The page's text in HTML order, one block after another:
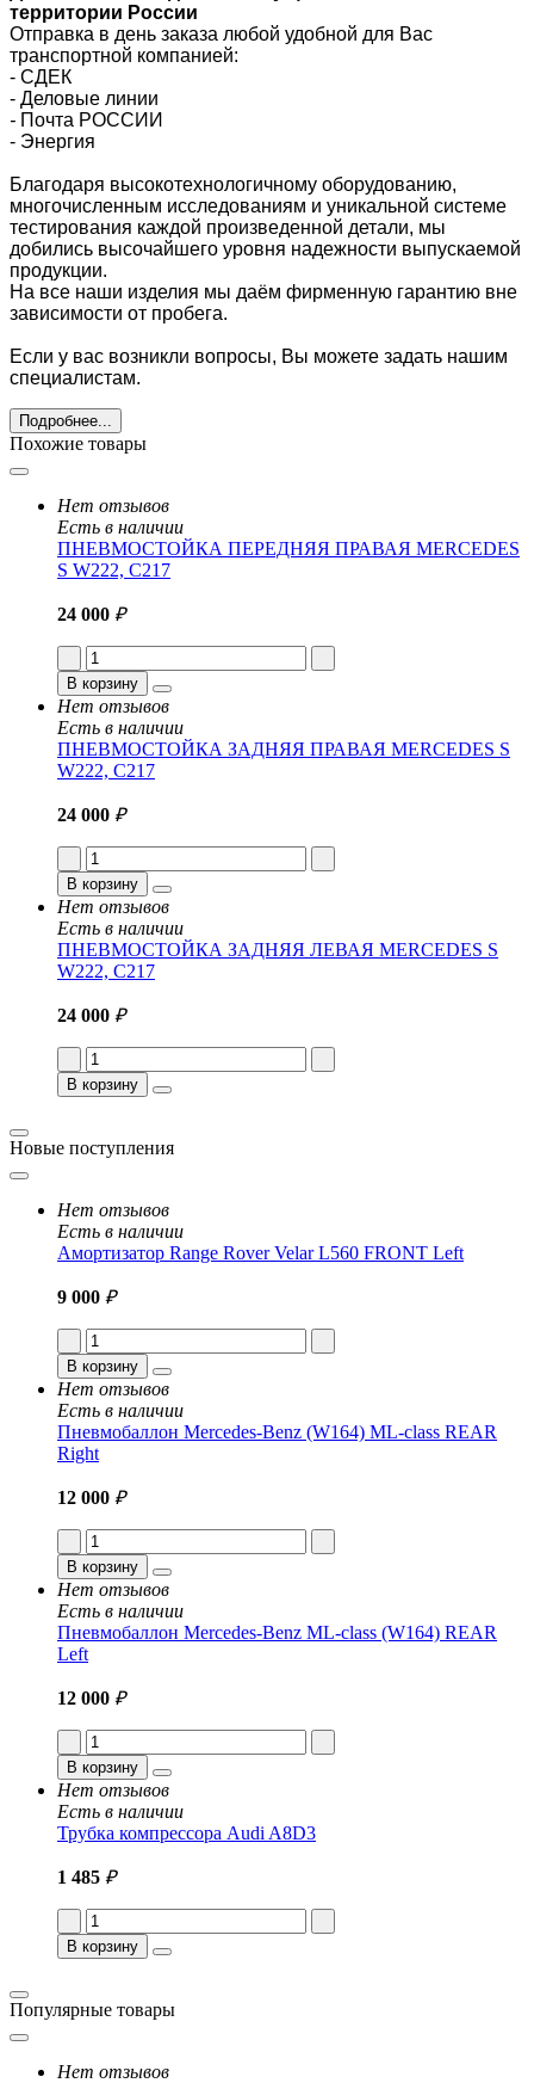
территории России
Отправка в день заказа любой удобной для Вас
транспортной компанией:
- СДЕК
- Деловые линии
- Почта РОССИИ
- Энергия
Благодаря высокотехнологичному оборудованию,
многочисленным исследованиям и уникальной системе
тестирования каждой произведенной детали, мы
добились высочайшего уровня надежности выпускаемой
продукции.
На все наши изделия мы даём фирменную гарантию вне
зависимости от пробега.
Если у вас возникли вопросы, Вы можете задать нашим
специалистам.
Подробнее...
Похожие товары
Нет отзывов
Есть в наличии
ПНЕВМОСТОЙКА ПЕРЕДНЯЯ ПРАВАЯ MERCEDES
S W222, C217
24 000 ₽
В корзину
Нет отзывов
Есть в наличии
ПНЕВМОСТОЙКА ЗАДНЯЯ ПРАВАЯ MERCEDES S
W222, C217
24 000 ₽
В корзину
Нет отзывов
Есть в наличии
ПНЕВМОСТОЙКА ЗАДНЯЯ ЛЕВАЯ MERCEDES S
W222, C217
24 000 ₽
В корзину
Новые поступления
Нет отзывов
Есть в наличии
Амортизатор Range Rover Velar L560 FRONT Left
9 000 ₽
В корзину
Нет отзывов
Есть в наличии
Пневмобаллон Mercedes-Benz (W164) ML-class REAR
Right
12 000 ₽
В корзину
Нет отзывов
Есть в наличии
Пневмобаллон Mercedes-Benz ML-class (W164) REAR
Left
12 000 ₽
В корзину
Нет отзывов
Есть в наличии
Трубка компрессора Audi A8D3
1 485 ₽
В корзину
Популярные товары
Нет отзывов